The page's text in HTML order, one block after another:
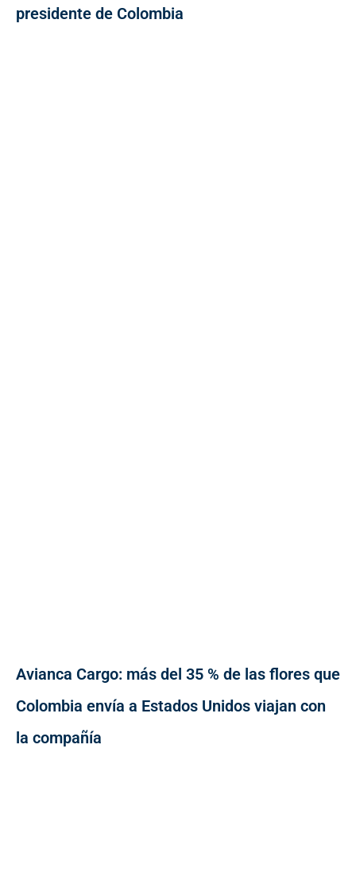
presidente de Colombia
Avianca Cargo: más del 35 % de las flores que
Colombia envía a Estados Unidos viajan con
la compañía